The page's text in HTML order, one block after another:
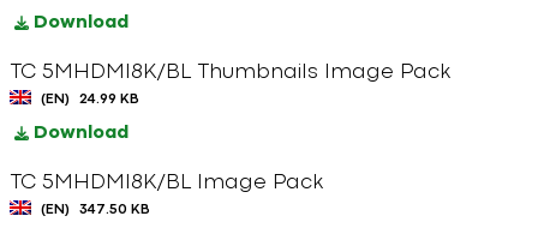
Download
TC 5MHDMI8K/BL Thumbnails Image Pack
(EN) 24.99 KB
Download
TC 5MHDMI8K/BL Image Pack
(EN) 347.50 KB